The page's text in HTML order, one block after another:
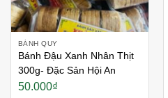
BÁNH QUY
Bánh Đậu Xanh Nhân Thịt
300g- Đặc Sản Hội An
50.000₫